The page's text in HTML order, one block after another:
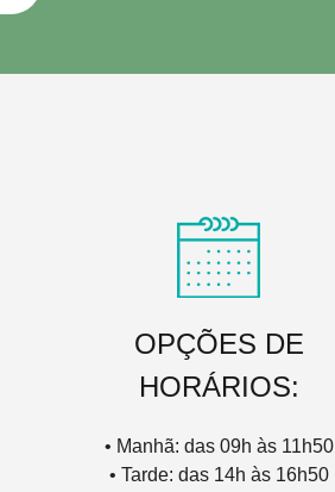
OPÇÕES DE
HORÁRIOS:
• Manhã: das 09h às 11h50
• Tarde: das 14h às 16h50